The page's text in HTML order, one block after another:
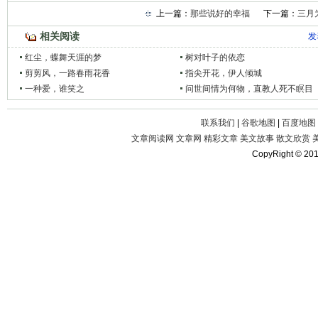
上一篇： 那些说好的幸福 下一篇： 三月
相关阅读
红尘，蝶舞天涯的梦
树对叶子的依恋
剪剪风，一路春雨花香
指尖开花，伊人倾城
一种爱，谁笑之
问世间情为何物，直教人死不瞑目
联系我们 谷歌地图 百度地图
文章阅读网 文章网 精彩文章 美文故事 散文欣赏
CopyRight ©